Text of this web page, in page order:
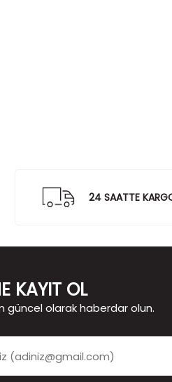
24 SAATTE
KAYIT OL
güncel olarak haberdar olun.